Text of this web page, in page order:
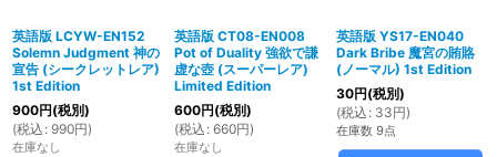
英語版 LCYW-EN152
Solemn Judgment 神の
宣告 (シークレットレア)
1st Edition
900円(税別)
(税込 : 990円)
在庫なし
英語版 CT08-EN008
Pot of Duality 強欲で謙
虚な壺 (スーパーレア)
Limited Edition
600円(税別)
(税込 : 660円)
在庫なし
英語版 YS17-EN040
Dark Bribe 魔宮の賄賂
(ノーマル) 1st Edition
30円(税別)
(税込 : 33円)
在庫数 9点